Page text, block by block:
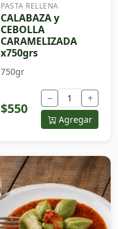
PASTA RELLENA
CALABAZA y
CEBOLLA
CARAMELIZADA
x750grs
750gr
$550
− +
Agregar